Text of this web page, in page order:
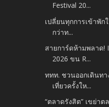
Festival 20...
เปลี่ยนทุกการเข้าพัก
กว่าท...
สายการ์ดห้ามพลาด!
2026 ขน R...
ททท. ชวนออกเดินท
เที่ยวครั้งให...
“ตลาดรังสิต” เขย่าต